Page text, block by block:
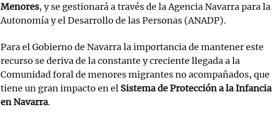
Menores, y se gestionará a través de la Agencia Navarra para la
Autonomía y el Desarrollo de las Personas (ANADP).
Para el Gobierno de Navarra la importancia de mantener este
recurso se deriva de la constante y creciente llegada a la
Comunidad foral de menores migrantes no acompañados, que
tiene un gran impacto en el Sistema de Protección a la Infancia
en Navarra.